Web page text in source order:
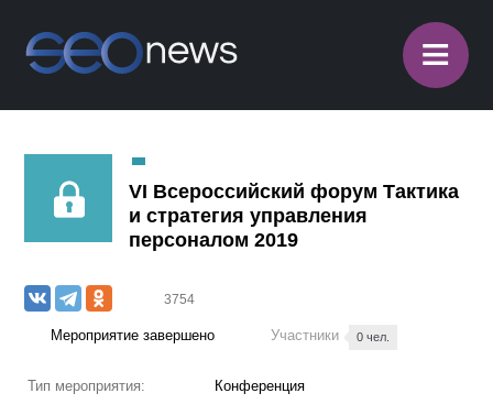
≡
VI Всероссийский форум Тактика
и стратегия управления
персоналом 2019
3754
Мероприятие завершено Участники 0 чел.
Тип мероприятия:
Конференция